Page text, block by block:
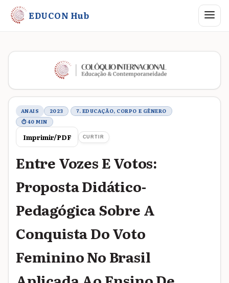
EDUCON Hub Abrir
Metadados do trabalho
ANAIS 2023
7. EDUCAÇÃO, CORPO E GÊNERO
⏱ 40 MIN
Imprimir/PDF CURTIR
Entre Vozes E Votos:
Proposta Didático-
Pedagógica Sobre A
Conquista Do Voto
Feminino No Brasil